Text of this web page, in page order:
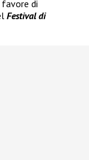
di
Festival di